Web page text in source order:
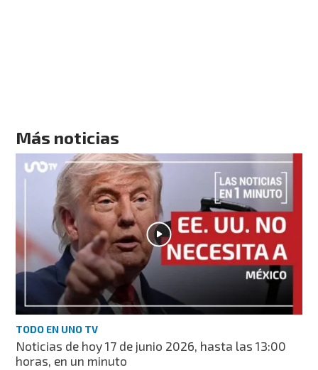
Más noticias
TODO EN UNO TV
Noticias de hoy 17 de junio 2026, hasta las 13:00
horas, en un minuto